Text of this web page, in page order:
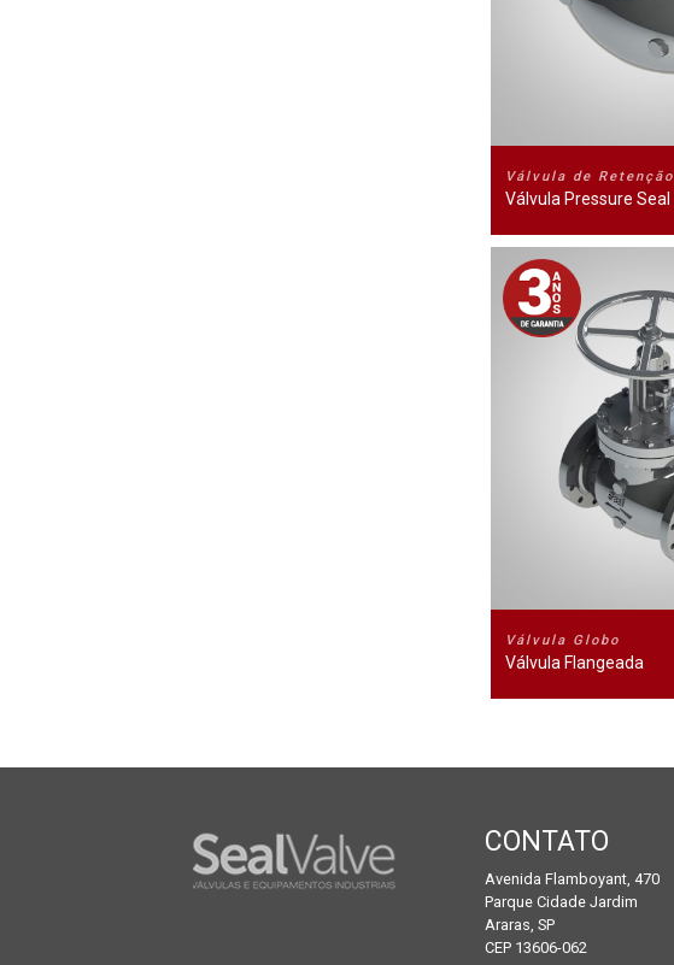
Válvula de Retenção
Válvula Pressure Seal
Válvula Globo
Válvula Flangeada
CONTATO
Avenida Flamboyant, 470
Parque Cidade Jardim
Araras, SP
CEP 13606-062